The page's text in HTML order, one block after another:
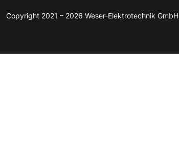
Copyright 2021 – 2026 Weser-Elektrotechnik GmbH